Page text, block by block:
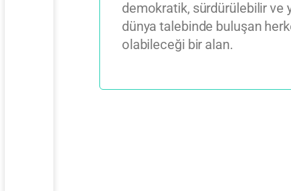
demokratik, sürdürülebilir ve
dünya talebinde buluşan
olabileceği bir alan.